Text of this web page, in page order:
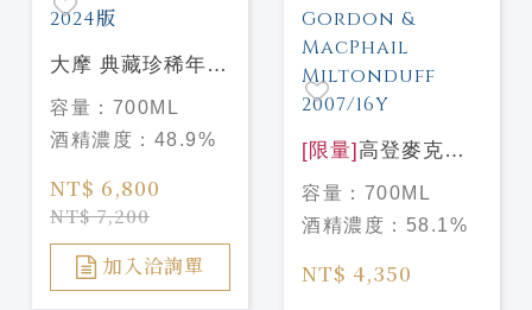
大摩 典藏珍稀年份
Dalmore Vintage
2009 2024版
容量： 700ML
酒精濃度： 48.9%
NT$ 6,800
NT$ 7,200
加入洽詢單
[限量] 高登麥克菲
爾 天使甄選#3 米
爾頓道夫 2007/16
年 Gordon &
MacPhail
容量： 700ML
酒精濃度： 58.1%
NT$ 4,350